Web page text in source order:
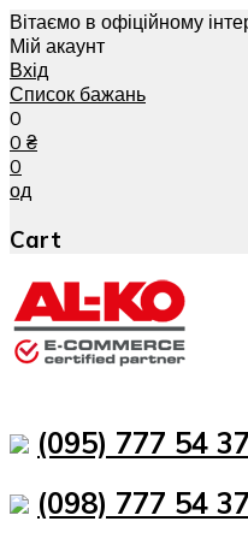
Вітаємо в офіційному
Мій акаунт
Вхід
Список бажань
0
0 ₴
0
од
Cart
(095) 777 54 37
(098) 777 54 37